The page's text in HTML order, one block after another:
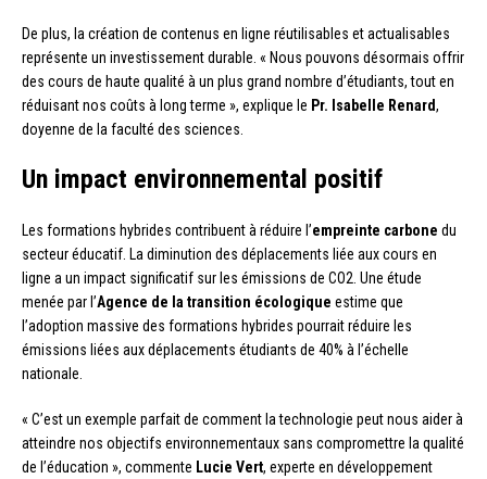
De plus, la création de contenus en ligne réutilisables et actualisables
représente un investissement durable. « Nous pouvons désormais offrir
des cours de haute qualité à un plus grand nombre d’étudiants, tout en
réduisant nos coûts à long terme », explique le Pr. Isabelle Renard,
doyenne de la faculté des sciences.
Un impact environnemental positif
Les formations hybrides contribuent à réduire l’empreinte carbone du
secteur éducatif. La diminution des déplacements liée aux cours en
ligne a un impact significatif sur les émissions de CO2. Une étude
menée par l’Agence de la transition écologique estime que
l’adoption massive des formations hybrides pourrait réduire les
émissions liées aux déplacements étudiants de 40% à l’échelle
nationale.
« C’est un exemple parfait de comment la technologie peut nous aider à
atteindre nos objectifs environnementaux sans compromettre la qualité
de l’éducation », commente Lucie Vert, experte en développement